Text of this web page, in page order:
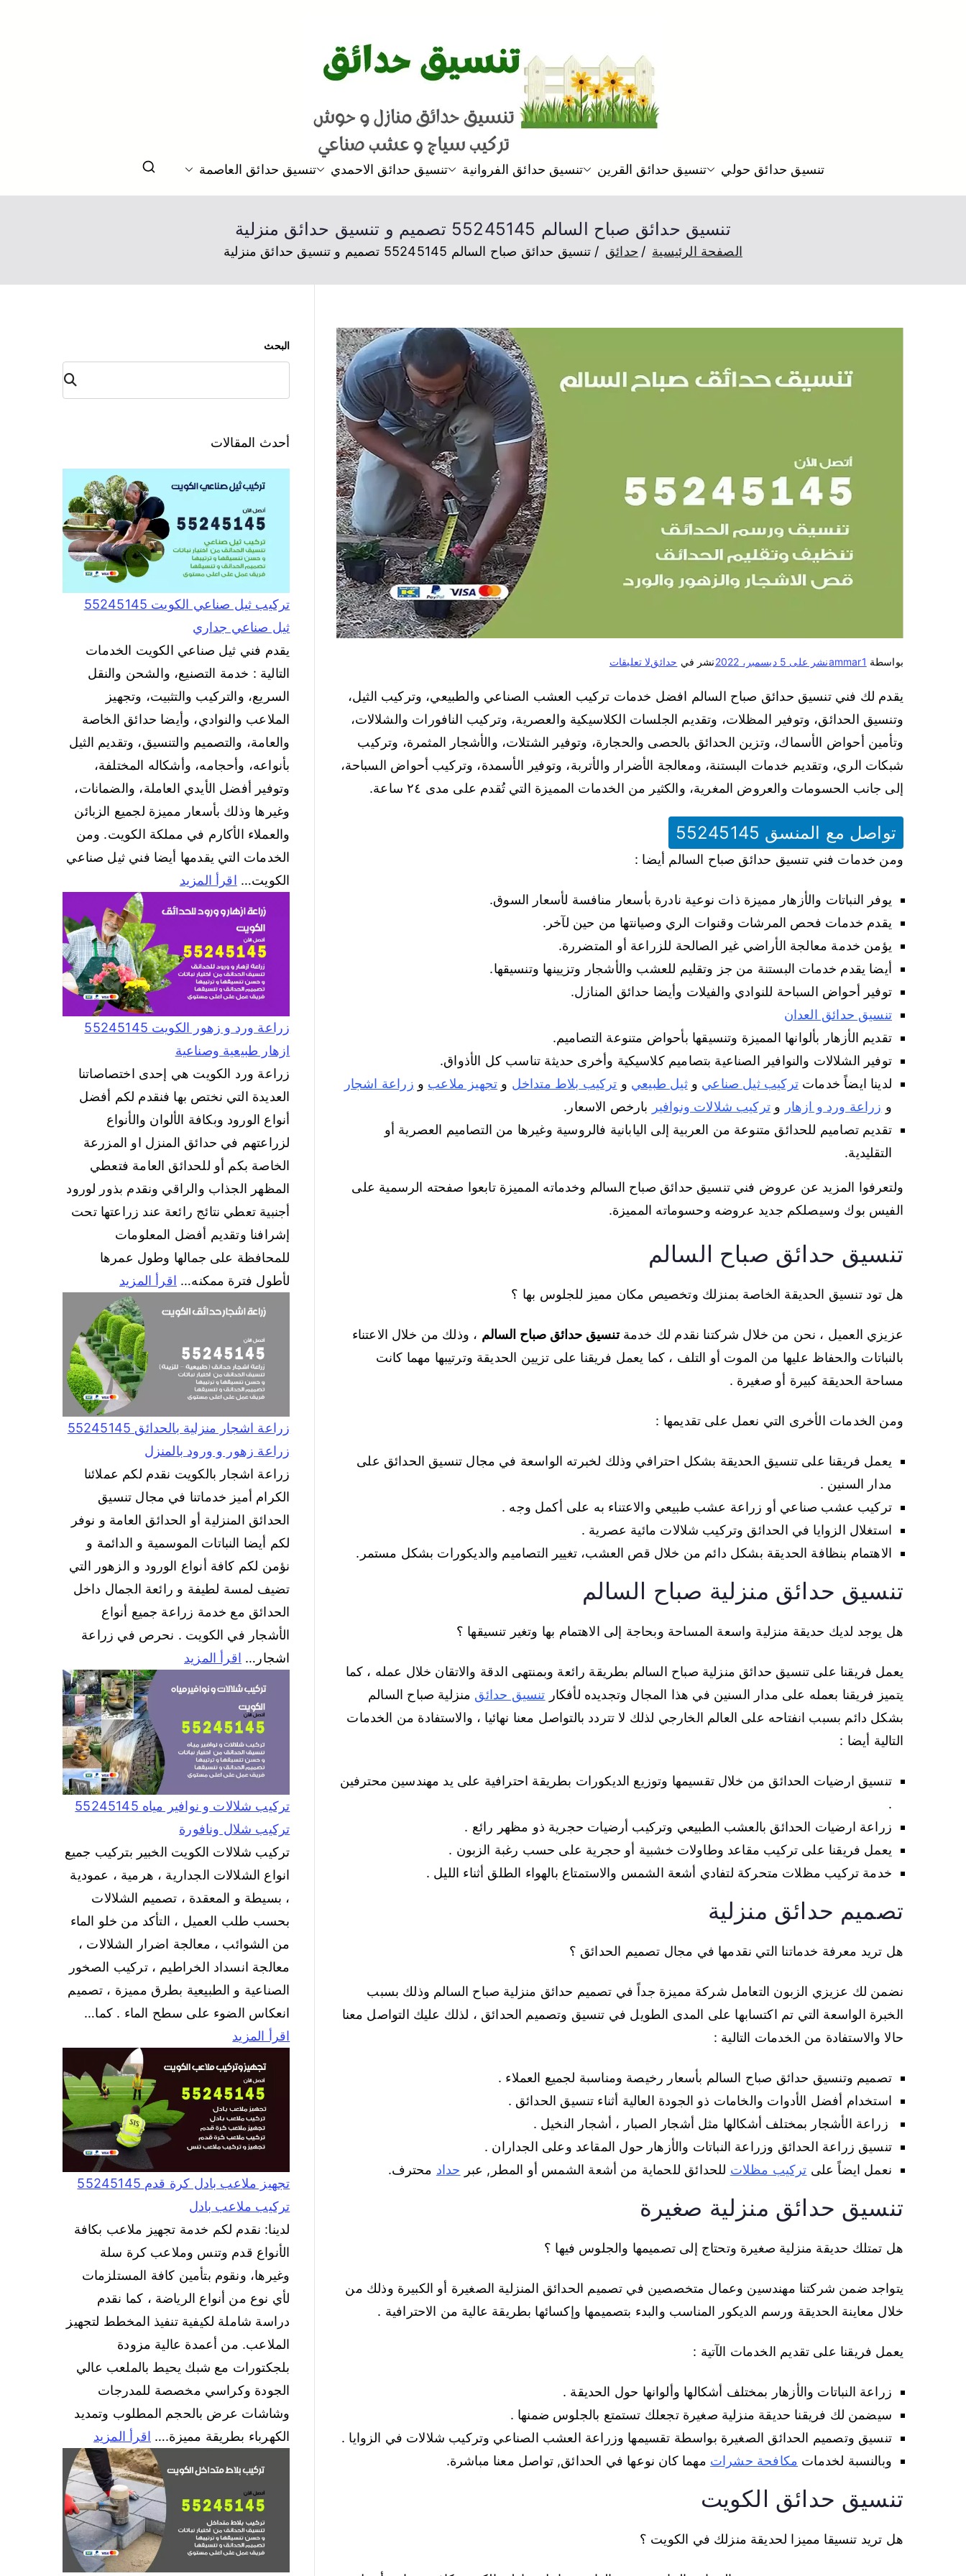
حدائق
افضل شركة تنسيق حدائق بالكويت تنسيق حدائق حولي تنسيق حدائق القرين تنسيق حدائق الفروانية تنسيق حدائق الاحمدي تنسيق حدائق العاصمة
تنسيق حدائق صباح السالم 55245145 تصميم و تنسيق حدائق منزلية
الصفحة الرئيسية حدائق تنسيق حدائق صباح السالم 55245145 تصميم و تنسيق حدائق منزلية
بواسطة ammar1نشر على 5 ديسمبر، 2022 نشر في حدائقلا تعليقات
يقدم لك فني تنسيق حدائق صباح السالم افضل خدمات تركيب العشب الصناعي والطبيعي، وتركيب الثيل،
وتنسيق الحدائق، وتوفير المظلات، وتقديم الجلسات الكلاسيكية والعصرية، وتركيب النافورات والشلالات،
وتأمين أحواض الأسماك، وتزين الحدائق بالحصى والحجارة، وتوفير الشتلات، والأشجار المثمرة، وتركيب
شبكات الري، وتقديم خدمات البستنة، ومعالجة الأضرار والأتربة، وتوفير الأسمدة، وتركيب أحواض السباحة،
إلى جانب الحسومات والعروض المغرية، والكثير من الخدمات المميزة التي تُقدم على مدى ٢٤ ساعة.
تواصل مع المنسق 55245145
ومن خدمات فني تنسيق حدائق صباح السالم أيضا :
يوفر النباتات والأزهار مميزة ذات نوعية نادرة بأسعار منافسة لأسعار السوق.
يقدم خدمات فحص المرشات وقنوات الري وصيانتها من حين لآخر.
يؤمن خدمة معالجة الأراضي غير الصالحة للزراعة أو المتضررة.
أيضا يقدم خدمات البستنة من جز وتقليم للعشب والأشجار وتزيينها وتنسيقها.
توفير أحواض السباحة للنوادي والفيلات وأيضا حدائق المنازل.
تنسيق حدائق العدان
تقديم الأزهار بألوانها المميزة وتنسيقها بأحواض متنوعة التصاميم.
توفير الشلالات والنوافير الصناعية بتصاميم كلاسيكية وأخرى حديثة تناسب كل الأذواق.
لدينا ايضاً خدماتتركيب ثيل صناعي وثيل طبيعي و تركيب بلاط متداخل و تجهيز ملاعب و زراعة اشجار
و زراعة ورد و ازهار و تركيب شلالات ونوافير بارخص الاسعار.
تقديم تصاميم للحدائق متنوعة من العربية إلى اليابانية فالروسية وغيرها من التصاميم العصرية أو
التقليدية.
ولتعرفوا المزيد عن عروض فني تنسيق حدائق صباح السالم وخدماته المميزة تابعوا صفحته الرسمية على
الفيس بوك وسيصلكم جديد عروضه وحسوماته المميزة.
تنسيق حدائق صباح السالم
هل تود تنسيق الحديقة الخاصة بمنزلك وتخصيص مكان مميز للجلوس بها ؟
عزيزي العميل ، نحن من خلال شركتنا نقدم لك خدمةتنسيق حدائق صباح السالم ، وذلك من خلال الاعتناء
بالنباتات والحفاظ عليها من الموت أو التلف ، كما يعمل فريقنا على تزيين الحديقة وترتيبها مهما كانت
مساحة الحديقة كبيرة أو صغيرة .
ومن الخدمات الأخرى التي نعمل على تقديمها :
يعمل فريقنا على تنسيق الحديقة بشكل احترافي وذلك لخبرته الواسعة في مجال تنسيق الحدائق على
مدار السنين .
تركيب عشب صناعي أو زراعة عشب طبيعي والاعتناء به على أكمل وجه .
استغلال الزوايا في الحدائق وتركيب شلالات مائية عصرية .
الاهتمام بنظافة الحديقة بشكل دائم من خلال قص العشب، تغيير التصاميم والديكورات بشكل مستمر.
تنسيق حدائق منزلية صباح السالم
هل يوجد لديك حديقة منزلية واسعة المساحة وبحاجة إلى الاهتمام بها وتغير تنسيقها ؟
يعمل فريقنا على تنسيق حدائق منزلية صباح السالم بطريقة رائعة وبمنتهى الدقة والاتقان خلال عمله ، كما
يتميز فريقنا بعمله على مدار السنين في هذا المجال وتجديده لأفكار تنسيق حدائق منزلية صباح السالم
بشكل دائم بسبب انفتاحه على العالم الخارجي لذلك لا تتردد بالتواصل معنا نهائيا ، والاستفادة من الخدمات
التالية أيضا :
تنسيق ارضيات الحدائق من خلال تقسيمها وتوزيع الديكورات بطريقة احترافية على يد مهندسين محترفين
.
زراعة ارضيات الحدائق بالعشب الطبيعي وتركيب أرضيات حجرية ذو مظهر رائع .
يعمل فريقنا على تركيب مقاعد وطاولات خشبية أو حجرية على حسب رغبة الزبون .
خدمة تركيب مظلات متحركة لتفادي أشعة الشمس والاستمتاع بالهواء الطلق أثناء الليل .
تصميم حدائق منزلية
هل تريد معرفة خدماتنا التي نقدمها في مجال تصميم الحدائق ؟
نضمن لك عزيزي الزبون التعامل شركة مميزة جداً في تصميم حدائق منزلية صباح السالم وذلك بسبب
الخبرة الواسعة التي تم اكتسابها على المدى الطويل في تنسيق وتصميم الحدائق ، لذلك عليك التواصل معنا
حالا والاستفادة من الخدمات التالية :
تصميم وتنسيق حدائق صباح السالم بأسعار رخيصة ومناسبة لجميع العملاء .
استخدام أفضل الأدوات والخامات ذو الجودة العالية أثناء تنسيق الحدائق .
زراعة الأشجار بمختلف أشكالها مثل أشجار الصبار ، أشجار النخيل .
تنسيق زراعة الحدائق وزراعة النباتات والأزهار حول المقاعد وعلى الجداران .
نعمل ايضاً على تركيب مظلات للحدائق للحماية من أشعة الشمس أو المطر, عبر حداد محترف.
تنسيق حدائق منزلية صغيرة
هل تمتلك حديقة منزلية صغيرة وتحتاج إلى تصميمها والجلوس فيها ؟
يتواجد ضمن شركتنا مهندسين وعمال متخصصين في تصميم الحدائق المنزلية الصغيرة أو الكبيرة وذلك من
خلال معاينة الحديقة ورسم الديكور المناسب والبدء بتصميمها وإكسائها بطريقة عالية من الاحترافية .
يعمل فريقنا على تقديم الخدمات الآتية :
زراعة النباتات والأزهار بمختلف أشكالها وألوانها حول الحديقة .
سيضمن لك فريقنا حديقة منزلية صغيرة تجعلك تستمتع بالجلوس ضمنها .
تنسيق وتصميم الحدائق الصغيرة بواسطة تقسيمها وزراعة العشب الصناعي وتركيب شلالات في الزوايا .
وبالنسبة لخدمات مكافحة حشرات مهما كان نوعها في الحدائق, تواصل معنا مباشرة.
تنسيق حدائق الكويت
هل تريد تنسيقا مميزا لحديقة منزلك في الكويت ؟
البحث
البح
ث
أحدث المقالات
تركيب ثيل صناعي الكويت 55245145
ثيل صناعي جداري
يقدم فني ثيل صناعي الكويت الخدمات
التالية : خدمة التصنيع، والشحن والنقل
السريع، والتركيب والتثبيت، وتجهيز
الملاعب والنوادي، وأيضا حدائق الخاصة
والعامة، والتصميم والتنسيق، وتقديم الثيل
بأنواعه، وأحجامه، وأشكاله المختلفة،
وتوفير أفضل الأيدي العاملة، والضمانات،
وغيرها وذلك بأسعار مميزة لجميع الزبائن
والعملاء الأكارم في مملكة الكويت. ومن
الخدمات التي يقدمها أيضا فني ثيل صناعي
الكويت… اقرأ المزيد
زراعة ورد و زهور الكويت 55245145
ازهار طبيعية وصناعية
زراعة ورد الكويت هي إحدى اختصاصاتنا
العديدة التي نختص بها فنقدم لكم أفضل
أنواع الورود وبكافة الألوان والأنواع
لزراعتهم في حدائق المنزل او المزرعة
الخاصة بكم أو للحدائق العامة فتعطي
المظهر الجذاب والراقي ونقدم بذور لورود
أجنبية تعطي نتائج رائعة عند زراعتها تحت
إشرافنا وتقديم أفضل المعلومات
للمحافظة على جمالها وطول عمرها
لأطول فترة ممكنه… اقرأ المزيد
زراعة اشجار منزلية بالحدائق 55245145
زراعة زهور و ورود بالمنزل
زراعة اشجار بالكويت نقدم لكم عملائنا
الكرام أميز خدماتنا في مجال تنسيق
الحدائق المنزلية أو الحدائق العامة و نوفر
لكم أيضا النباتات الموسمية و الدائمة و
نؤمن لكم كافة أنواع الورود و الزهور التي
تضيف لمسة لطيفة و رائعة الجمال داخل
الحدائق مع خدمة زراعة جميع أنواع
الأشجار في الكويت . نحرص في زراعة
اشجار… اقرأ المزيد
تركيب شلالات و نوافير مياه 55245145
تركيب شلال ونافورة
تركيب شلالات الكويت الخبير بتركيب جميع
انواع الشلالات الجدارية ، هرمية ، عمودية
، بسيطة و المعقدة ، تصميم الشلالات
بحسب طلب العميل ، التأكد من خلو الماء
من الشوائب ، معالجة اضرار الشلالات ،
معالجة انسداد الخراطيم ، تركيب الصخور
الصناعية و الطبيعية بطرق مميزة ، تصميم
انعكاس الضوء على سطح الماء . كما…
اقرأ المزيد
تجهيز ملاعب بادل كرة قدم 55245145
تركيب ملاعب بادل
لدينا: نقدم لكم خدمة تجهيز ملاعب بكافة
الأنواع قدم وتنس وملاعب كرة سلة
وغيرها، ونقوم بتأمين كافة المستلزمات
لأي نوع من أنواع الرياضة ، كما نقدم
دراسة شاملة لكيفية تنفيذ المخطط لتجهيز
الملاعب. من أعمدة عالية مزودة
بلجكتورات مع شبك يحيط بالملعب عالي
الجودة وكراسي مخصصة للمدرجات
وشاشات عرض بالحجم المطلوب وتمديد
الكهرباء بطريقة مميزة.… اقرأ المزيد